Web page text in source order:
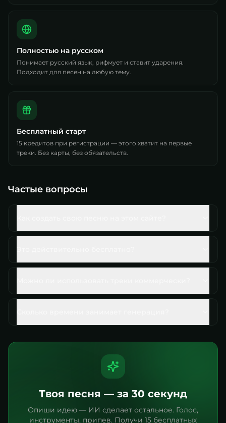
Полностью на русском
Понимает русский язык, рифмует и ставит ударения.
Подходит для песен на любую тему.
Бесплатный старт
15 кредитов при регистрации — этого хватит на первые
треки. Без карты, без обязательств.
Частые вопросы
Твоя песня — за 30 секунд
Опиши идею — ИИ сделает остальное. Голос,
инструменты, припев. Получи 15 бесплатных